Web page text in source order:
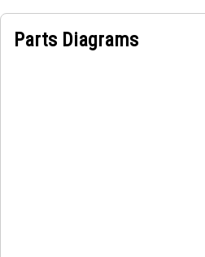
Parts Diagrams